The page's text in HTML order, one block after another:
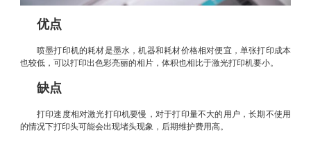
优点
喷墨打印机的耗材是墨水，机器和耗材价格相对便宜，单张打印成本
也较低，可以打印出色彩亮丽的相片，体积也相比于激光打印机要小。
缺点
打印速度相对激光打印机要慢，对于打印量不大的用户，长期不使用
的情况下打印头可能会出现堵头现象，后期维护费用高。